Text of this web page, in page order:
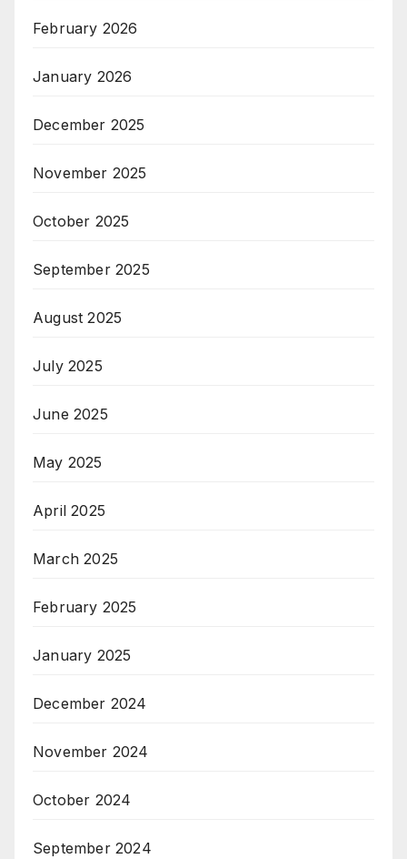
February 2026
January 2026
December 2025
November 2025
October 2025
September 2025
August 2025
July 2025
June 2025
May 2025
April 2025
March 2025
February 2025
January 2025
December 2024
November 2024
October 2024
September 2024